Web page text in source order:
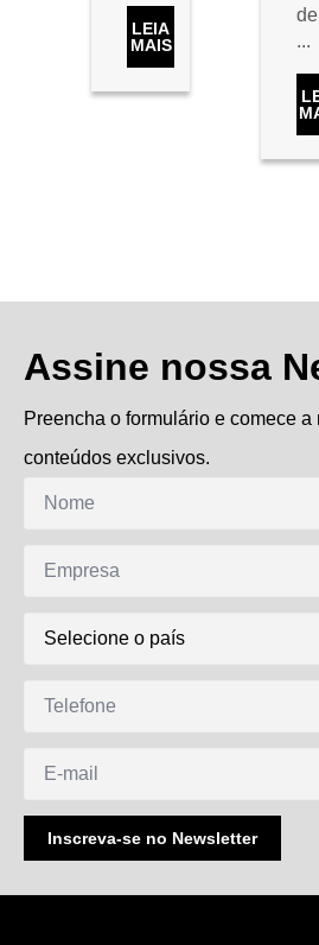
LEIA
MAIS
de
...
mail
Inscreva-se no Newsletter
Assine nossa
Preencha o formulário e comece a
conteúdos exclusivos.